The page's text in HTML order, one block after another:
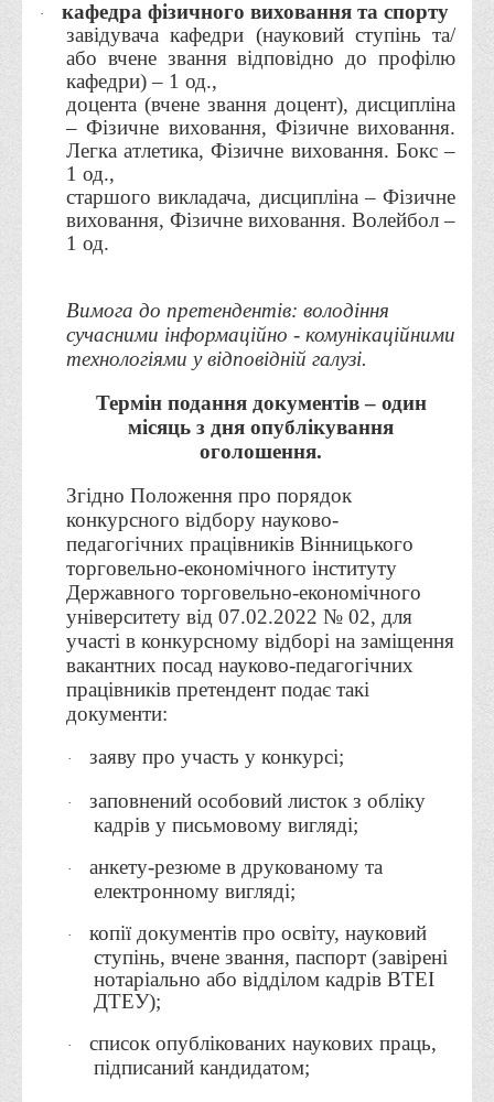
Рішення приймальної комісії
Порядок прийому
Правила прийому на навчання
Програми вступних випробувань
Перелік предметних тестів єдиного вступного фахового
випробування для вступу для здобуття ступеня магістра на
основі НРК6, НРК7
Відеозаписи вступних випробувань
Вступникам з ТОТ
Як обрати спеціальність: 10 порад вступникам
Ми в Telegram
Рада студентського самоврядування
Студентський туристичний клуб "Way to Freedom"
Студентське наукове товариство «ВАТРА»
Асоціація випускників та друзів
Анкета випускника 2020-2026 років
Анкета випускника минулих років
Первинна профспілкова організація
Бізнес-школа
Юридична клініка
Наші досягнення
Літературна сторінка
ВТЕІ волонтерить
ДТЕУ
Історія та місія університету
Структура університету
Адміністрація університету
·
кафедра фізичного виховання та спорту
завідувача кафедри (науковий ступінь та/
або вчене звання відповідно до профілю
кафедри) – 1 од.,
доцента (вчене звання доцент), дисципліна
– Фізичне виховання, Фізичне виховання.
Легка атлетика, Фізичне виховання. Бокс –
1 од.,
старшого викладача, дисципліна – Фізичне
виховання, Фізичне виховання. Волейбол –
1 од.
Вимога до претендентів: володіння
сучасними інформаційно - комунікаційними
технологіями у відповідній галузі.
Термін подання документів – один
місяць з дня опублікування
оголошення.
Згідно Положення про порядок
конкурсного відбору науково-
педагогічних працівників Вінницького
торговельно-економічного інституту
Державного торговельно-економічного
університету від 07.02.2022 № 02, для
участі в конкурсному відборі на заміщення
вакантних посад науково-педагогічних
працівників претендент подає такі
документи:
· заяву про участь у конкурсі;
·
заповнений особовий листок з обліку
кадрів у письмовому вигляді;
·
анкету-резюме в друкованому та
електронному вигляді;
·
копії документів про освіту, науковий
ступінь, вчене звання, паспорт (завірені
нотаріально або відділом кадрів ВТЕІ
ДТЕУ);
·
список опублікованих наукових праць,
підписаний кандидатом;